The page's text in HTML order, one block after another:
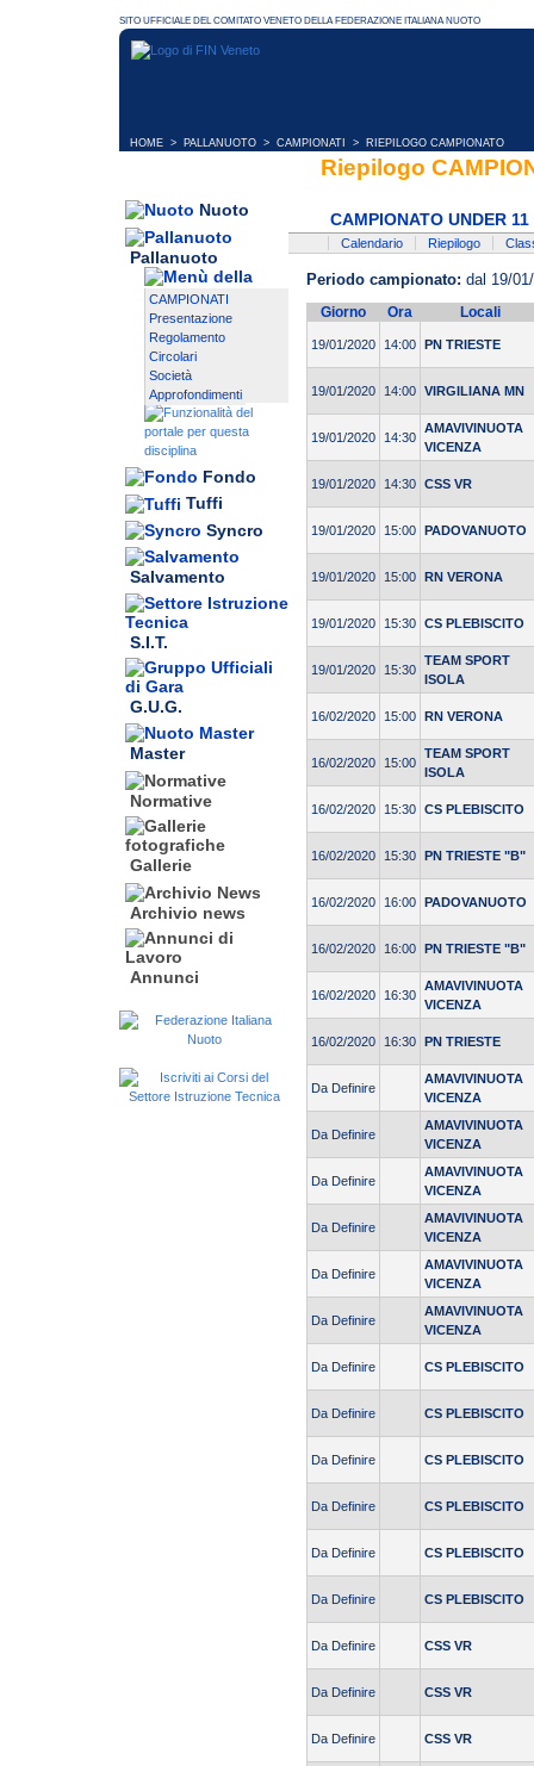
HOME > PALLANUOTO > CAMPIONATI > RIEPILOGO CAMPIONATO
Nuoto
Pallanuoto
CAMPIONATI
Presentazione
Regolamento
Circolari
Società
Approfondimenti
Fondo
Tuffi
Syncro
Salvamento
S.I.T.
G.U.G.
Master
Normative
Gallerie
Archivio news
Annunci
Riepilogo
CAMPIONATO UNDER
Calendario Riepilogo
Periodo campionato: dal 19/
Giorno Ora Locali
19/01/2020 14:00 PN TRIESTE
19/01/2020 14:00 VIRGILIANA MN
19/01/2020 14:30
AMAVIVINUOTA
VICENZA
19/01/2020 14:30 CSS VR
19/01/2020 15:00 PADOVANUOTO
19/01/2020 15:00 RN VERONA
19/01/2020 15:30 CS PLEBISCITO
19/01/2020 15:30
TEAM SPORT
ISOLA
16/02/2020 15:00 RN VERONA
16/02/2020 15:00
TEAM SPORT
ISOLA
16/02/2020 15:30 CS PLEBISCITO
16/02/2020 15:30 PN TRIESTE "B"
16/02/2020 16:00 PADOVANUOTO
16/02/2020 16:00 PN TRIESTE "B"
16/02/2020 16:30
AMAVIVINUOTA
VICENZA
16/02/2020 16:30 PN TRIESTE
Da Definire
AMAVIVINUOTA
VICENZA
Da Definire
AMAVIVINUOTA
VICENZA
Da Definire
AMAVIVINUOTA
VICENZA
Da Definire
AMAVIVINUOTA
VICENZA
Da Definire
AMAVIVINUOTA
VICENZA
Da Definire
AMAVIVINUOTA
VICENZA
Da Definire CS PLEBISCITO
Da Definire CS PLEBISCITO
Da Definire CS PLEBISCITO
Da Definire CS PLEBISCITO
Da Definire CS PLEBISCITO
Da Definire CS PLEBISCITO
Da Definire CSS VR
Da Definire CSS VR
Da Definire CSS VR